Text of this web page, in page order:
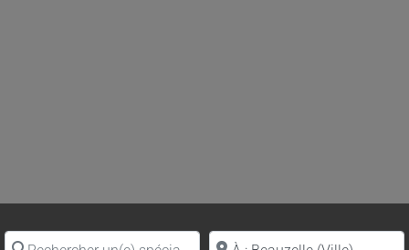
Rechercher un(e) spécialiste par nomProche de (ville ou région)